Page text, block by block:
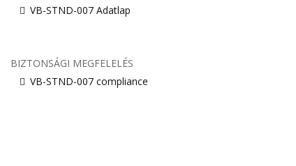
VB-STND-007 Adatlap
BIZTONSÁGI MEGFELELÉS
VB-STND-007 compliance